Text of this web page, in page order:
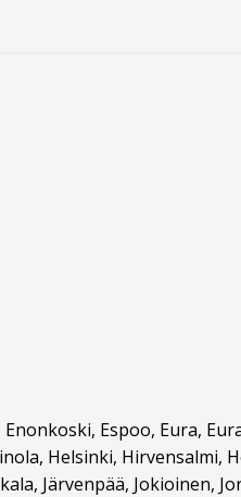
Espoo, Eura,
Helsinki,
Järvenpää, Jokioinen,